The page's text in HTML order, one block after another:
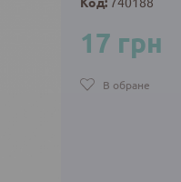
17 грн
В обране